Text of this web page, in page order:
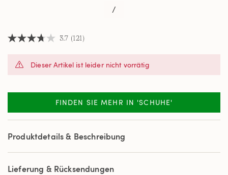
/
3.7
Sternen,
Bewertung.
Reviews.
Link
derselben
3.7 (121)
Dieser Artikel ist leider nicht vorrätig
FINDEN SIE MEHR IN 'SCHUHE'
Produktdetails & Beschreibung
Lieferung & Rücksendungen